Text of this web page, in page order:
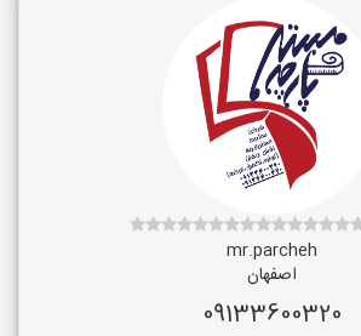
mr.parcheh
اصفهان
09133600320